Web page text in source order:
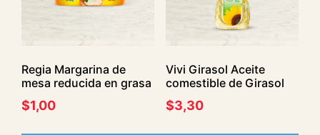
Regia Margarina de
mesa reducida en grasa
$1,00
Vivi Girasol Aceite
comestible de Girasol
$3,30